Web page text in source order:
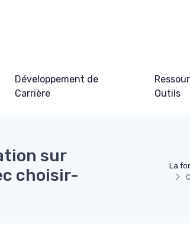
Développement de
Carrière
Outils
La
sur
choisir-